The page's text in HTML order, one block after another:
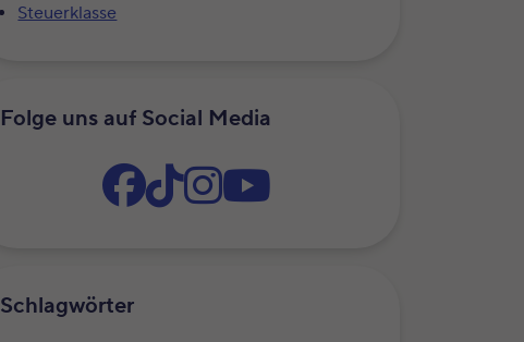
Steuerklasse
Folge uns auf Social Media
Schlagwörter